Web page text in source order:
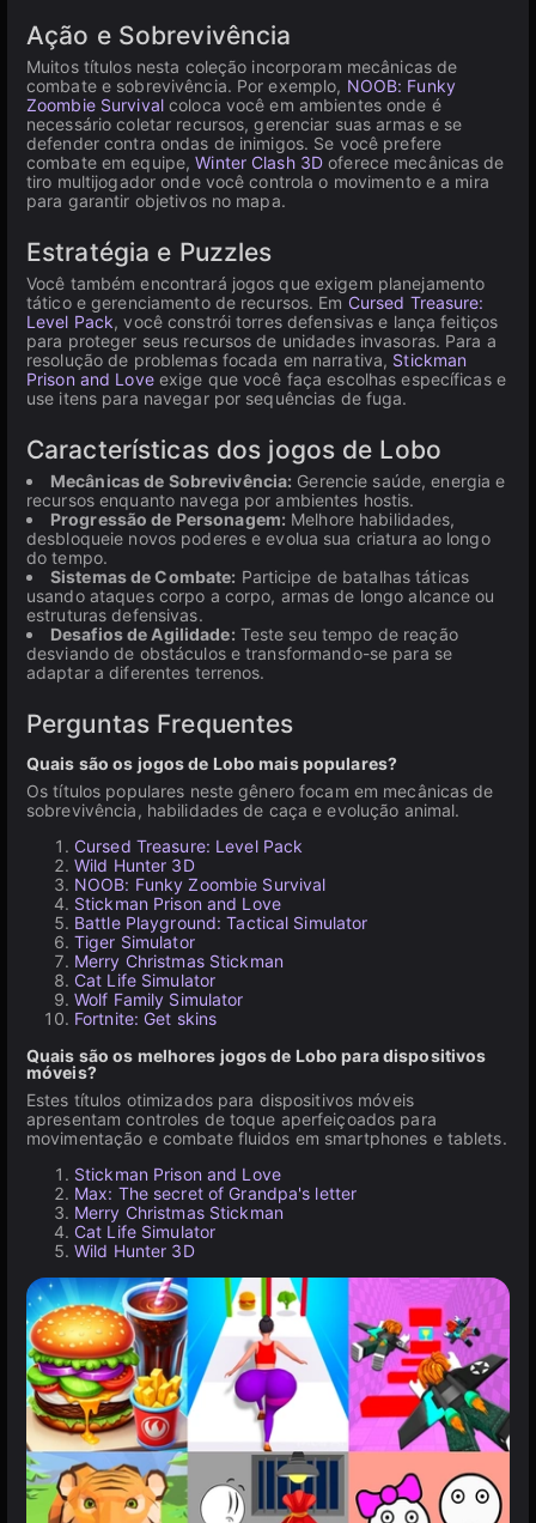
Ação e Sobrevivência
Muitos títulos nesta coleção incorporam mecânicas de
combate e sobrevivência. Por exemplo, NOOB: Funky
Zoombie Survivalcoloca você em ambientes onde é
necessário coletar recursos, gerenciar suas armas e se
defender contra ondas de inimigos. Se você prefere
combate em equipe,Winter Clash 3D oferece mecânicas de
tiro multijogador onde você controla o movimento e a mira
para garantir objetivos no mapa.
Estratégia e Puzzles
Você também encontrará jogos que exigem planejamento
tático e gerenciamento de recursos. Em Cursed Treasure:
Level Pack, você constrói torres defensivas e lança feitiços
para proteger seus recursos de unidades invasoras. Para a
resolução de problemas focada em narrativa, Stickman
Prison and Loveexige que você faça escolhas específicas e
use itens para navegar por sequências de fuga.
Características dos jogos de Lobo
Mecânicas de Sobrevivência: Gerencie saúde, energia e
recursos enquanto navega por ambientes hostis.
Progressão de Personagem: Melhore habilidades,
desbloqueie novos poderes e evolua sua criatura ao longo
do tempo.
Sistemas de Combate: Participe de batalhas táticas
usando ataques corpo a corpo, armas de longo alcance ou
estruturas defensivas.
Desafios de Agilidade: Teste seu tempo de reação
desviando de obstáculos e transformando-se para se
adaptar a diferentes terrenos.
Perguntas Frequentes
Quais são os jogos de Lobo mais populares?
Os títulos populares neste gênero focam em mecânicas de
sobrevivência, habilidades de caça e evolução animal.
Cursed Treasure: Level Pack
Wild Hunter 3D
NOOB: Funky Zoombie Survival
Stickman Prison and Love
Battle Playground: Tactical Simulator
Tiger Simulator
Merry Christmas Stickman
Cat Life Simulator
Wolf Family Simulator
Fortnite: Get skins
Quais são os melhores jogos de Lobo para dispositivos
móveis?
Estes títulos otimizados para dispositivos móveis
apresentam controles de toque aperfeiçoados para
movimentação e combate fluidos em smartphones e tablets.
Stickman Prison and Love
Max: The secret of Grandpa's letter
Merry Christmas Stickman
Cat Life Simulator
Wild Hunter 3D